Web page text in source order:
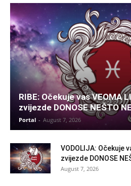
RIBE: Očekuje vas VEOMA
zvijezde DONOSE NEŠTO
Portal - August 7, 2026
VODOLIJA: Očekuje
zvijezde DONOSE
August 7, 2026